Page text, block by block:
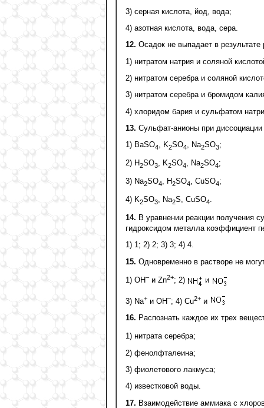
3) серная кислота, йод, вода;
4) азотная кислота, вода, сера.
12. Осадок не выпадает в
1) нитратом натрия и соляной
2) нитратом серебра и соляной
3) нитратом серебра и бромидом
4) хлоридом бария и сульфатом
13. Сульфат-анионы при
1) ВаSО4, K2SО4, Na2SО3;
2) H2SО3, K2SО4, Na2SО4;
3) Na2SО4, Н2SО4, СuSО4;
4) K2SО3, Na2S, CuSO4.
14. В уравнении реакции получения
гидроксидом металла коэффициент
1) 1; 2) 2; 3) 3; 4) 4.
15. Одновременно в растворе не
1) ОН– и Zn2+; 2) и
3) Na+ и OH–; 4) Cu2+ и
16. Распознать каждое их трех
1) нитрата серебра;
2) фенолфталеина;
3) фиолетового лакмуса;
4) известковой воды.
17. Взаимодействие аммиака с